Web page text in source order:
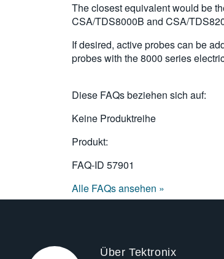
The closest equivalent would be
CSA/TDS8000B and CSA/
If desired, active probes can be
probes with the 8000 series
Diese FAQs beziehen sich auf:
Keine Produktreihe
Produkt:
FAQ-ID 57901
Alle FAQs ansehen »
Über Tektronix